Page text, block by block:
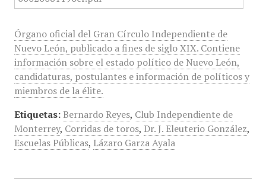
Órgano oficial del Gran Círculo Independiente de
Nuevo León, publicado a fines de siglo XIX. Contiene
información sobre el estado político de Nuevo León,
candidaturas, postulantes e información de políticos y
miembros de la élite.
Etiquetas: Bernardo Reyes, Club Independiente de
Monterrey, Corridas de toros, Dr. J. Eleuterio González,
Escuelas Públicas, Lázaro Garza Ayala